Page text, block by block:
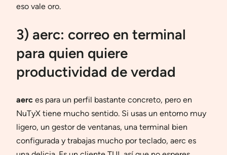
eso vale oro.
3) aerc: correo en terminal
para quien quiere
productividad de verdad
aerc es para un perfil bastante concreto, pero en
NuTyX tiene mucho sentido. Si usas un entorno muy
ligero, un gestor de ventanas, una terminal bien
configurada y trabajas mucho por teclado, aerc es